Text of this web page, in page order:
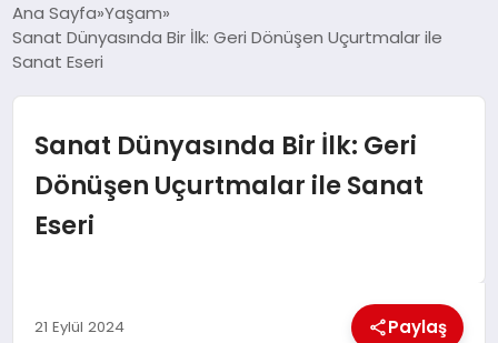
YAŞAM
GÜNCEL
TEKNOLOJI
GENEL
Ana Sayfa Yaşam
Sanat Dünyasında Bir İlk: Geri Dönüşen Uçurtmalar ile
Sanat Eseri
Sanat Dünyasında Bir İlk: Geri
Dönüşen Uçurtmalar ile Sanat
Eseri
21 Eylül 2024 Paylaş